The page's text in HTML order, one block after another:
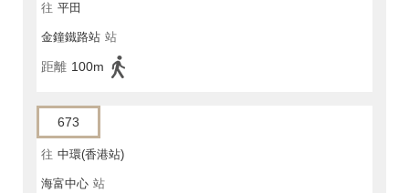
往 平田
金鐘鐵路站 站
距離 100m
673
往 中環(香港站)
海富中心 站